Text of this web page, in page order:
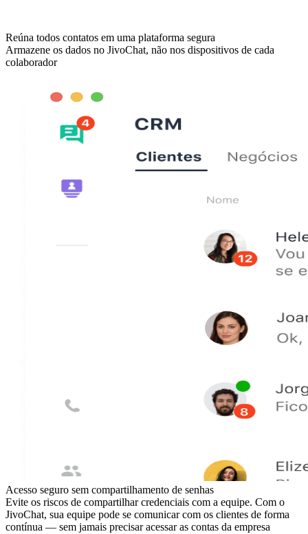
Reúna todos contatos em uma plataforma segura
Armazene os dados no JivoChat, não nos dispositivos de cada
colaborador
Acesso seguro sem compartilhamento de senhas
Evite os riscos de compartilhar credenciais com a equipe. Com o
JivoChat, sua equipe pode se comunicar com os clientes de forma
contínua — sem jamais precisar acessar as contas da empresa